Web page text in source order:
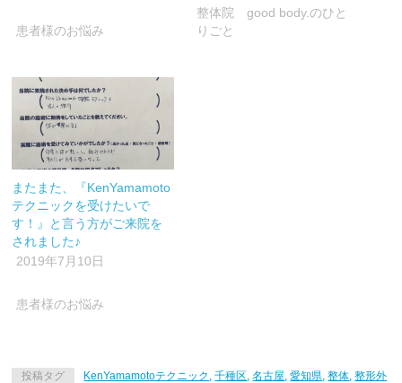
す)
患者様のお悩み
整体院 good body.のひと
りごと
またまた、『KenYamamoto
テクニックを受けたいで
す！』と言う方がご来院を
されました♪
2019年7月10日
患者様のお悩み
投稿タグ KenYamamotoテクニック ,千種区 ,名古屋 ,愛知県 ,整体 ,整形外